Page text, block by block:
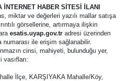
HABER SİTESİ İLANI
miktar ve değerleri yazılı mallar satışa
görsellerine, artırmaya ilişkin
esatis.uyap.gov.tr adresi üzerinden
numarası ile erişim sağlanabilir.
cinsi, mahiyeti, bulunduğu yer,
vasıfları:
İlçe, KARŞIYAKA Mahalle/Köy,